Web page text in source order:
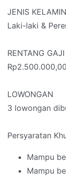
JENIS KELAMIN
Laki-laki &
RENTANG GAJI
LOWONGAN
3 lowongan
Persyaratan
Mampu
Mampu